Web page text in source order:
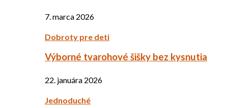
7. marca 2026
Dobroty pre deti
Výborné tvarohové šišky bez kysnutia
22. januára 2026
Jednoduché